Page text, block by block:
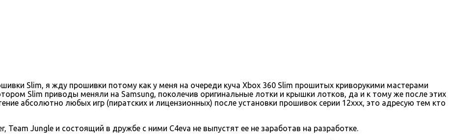
Slim, я жду прошивки потому как у меня на очереди куча Xbox 360 Slim прошитых криворукими мастерами
Slim приводы меняли на Samsung, поколечив оригинальные лотки и крышки лотков, да и к тому же после этих
абсолютно любых игр (пиратских и лицензионных) после установки прошивок серии 12ххх, это адресую тем кто
Team Jungle и состоящий в дружбе с ними C4eva не выпустят ее не заработав на разработке.